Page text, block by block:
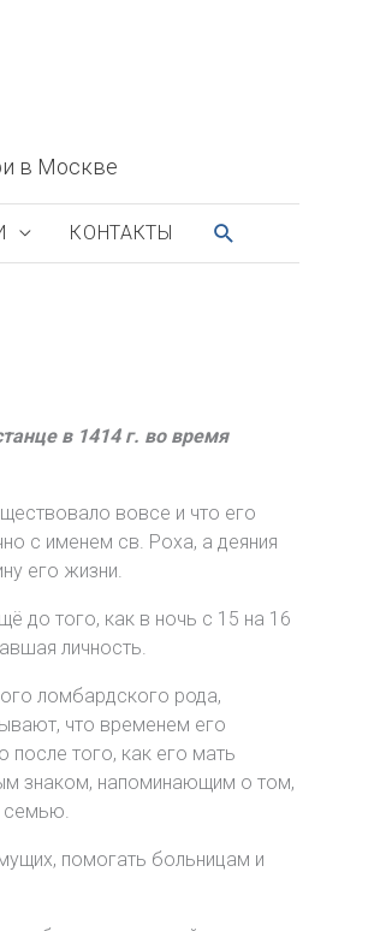
в Москве
КОНТАКТЫ ПОИСК
в 1414 г. во время
вовсе и что его
с именем св. Роха, а деяния
его жизни.
до того, как в ночь с 15 на 16
личность.
ломбардского рода,
что временем его
того, как его мать
знаком, напоминающим о том,
семью.
помогать больницам и